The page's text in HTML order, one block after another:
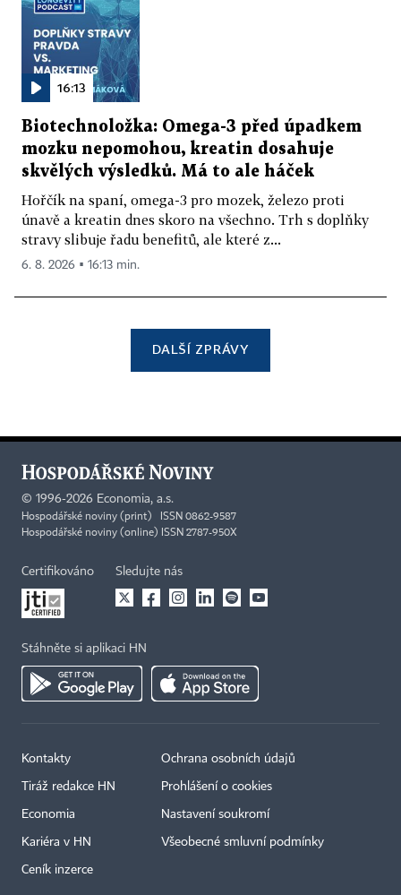
16:13
Biotechnoložka: Omega-3 před úpadkem
mozku nepomohou, kreatin dosahuje
skvělých výsledků. Má to ale háček
Hořčík na spaní, omega-3 pro mozek, železo proti
únavě a kreatin dnes skoro na všechno. Trh s doplňky
stravy slibuje řadu benefitů, ale které z...
6. 8. 2026 ▪ 16:13 min.
DALŠÍ ZPRÁVY
© 1996-2026 Economia, a.s.
Hospodářské noviny (print) ISSN 0862-9587
Hospodářské noviny (online) ISSN 2787-950X
Certifikováno Sledujte nás
Stáhněte si aplikaci HN
Kontakty
Tiráž redakce HN
Economia
Kariéra v HN
Ceník inzerce
Ochrana osobních údajů
Prohlášení o cookies
Nastavení soukromí
Všeobecné smluvní podmínky